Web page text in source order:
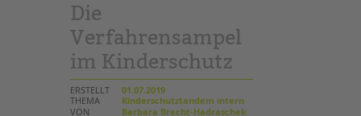
Die
Verfahrensampel
im Kinderschutz
ERSTELLT
01.07.2019
THEMA
Kinderschutztandem intern
VON
Barbara Brecht-Hadraschek